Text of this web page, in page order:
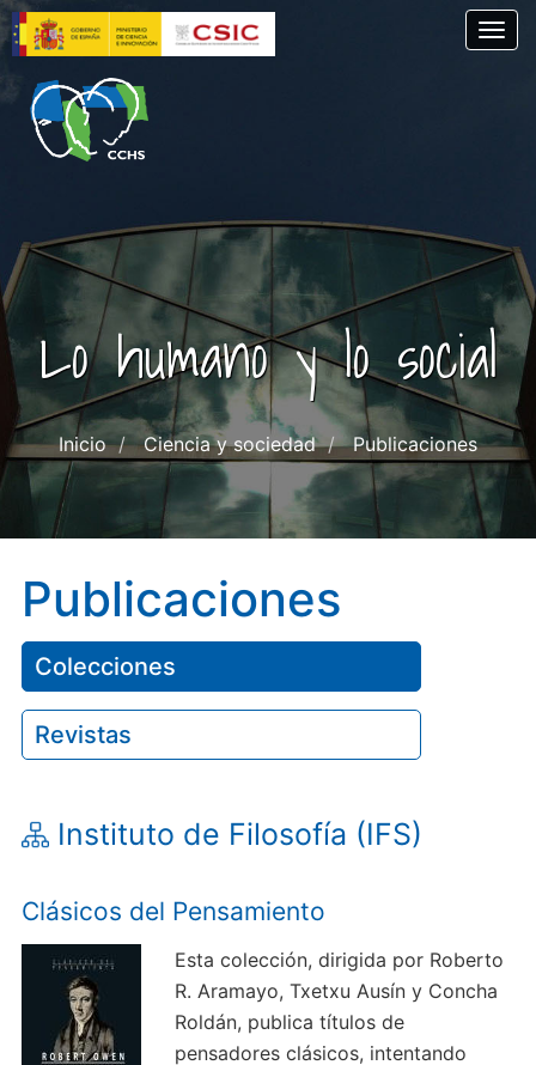
Pasar
al
contenido
principal
Lo humano y lo social
Inicio Ciencia y sociedad Publicaciones
Publicaciones
Colecciones
Revistas
Instituto de Filosofía (IFS)
Clásicos del Pensamiento
Esta colección, dirigida por Roberto
R. Aramayo, Txetxu Ausín y Concha
Roldán, publica títulos de
pensadores clásicos, intentando